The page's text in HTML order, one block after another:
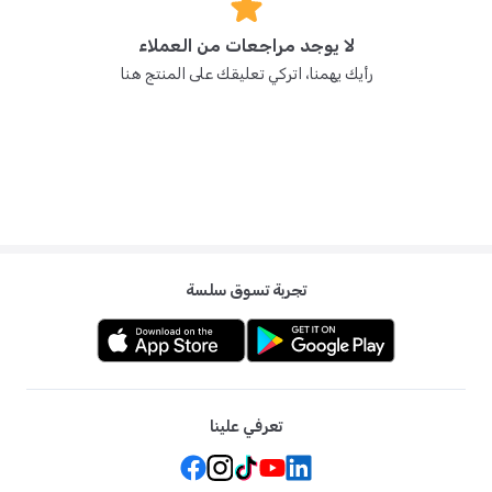
ج: نعم، إنه مضاد للحساسية وآمن للاستخدام على المواليد الجدد والبشرة
لا يوجد مراجعات من العملاء
رأيك يهمنا، اتركي تعليقك على المنتج هنا
تجربة تسوق سلسة
تعرفي علينا